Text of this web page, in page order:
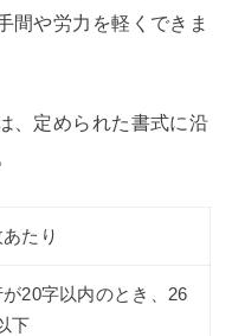
間や労力を軽くできま
、定められた書式に沿
たり
が20字以内のとき、26
下